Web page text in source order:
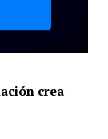
crea